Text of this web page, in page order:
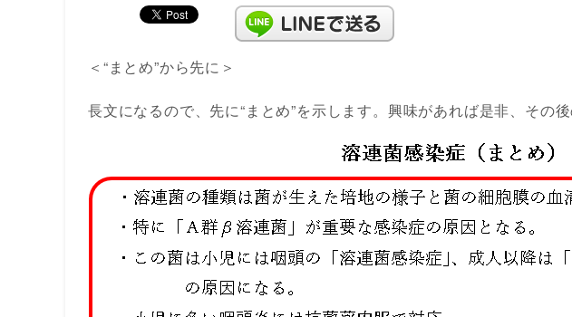
＜“まとめ”から先に＞
長文になるので、先に“まとめ”を示します。興味があれば是非、その